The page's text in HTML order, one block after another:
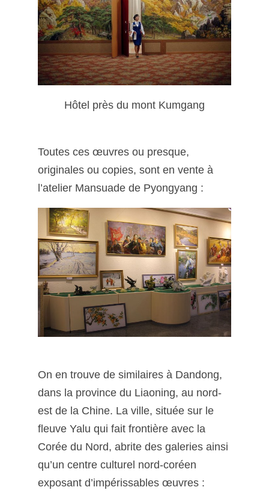
Hôtel près du mont Kumgang
Toutes ces œuvres ou presque,
originales ou copies, sont en vente à
l’atelier Mansuade de Pyongyang :
On en trouve de similaires à Dandong,
dans la province du Liaoning, au nord-
est de la Chine. La ville, située sur le
fleuve Yalu qui fait frontière avec la
Corée du Nord, abrite des galeries ainsi
qu’un centre culturel nord-coréen
exposant d’impérissables œuvres :